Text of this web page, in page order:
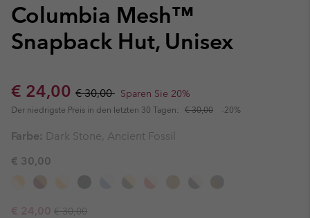
Columbia Mesh™
Snapback Hut, Unisex
Sale price:
€ 24,00 Regular price:
€ 30,00 Sparen Sie 20%
Der niedrigste Preis in den letzten 30 Tagen: € 30,00 -20%
Farbe: Dark Stone, Ancient Fossil
€ 30,00
Sale price:
€ 24,00 Regular price:
€ 30,00